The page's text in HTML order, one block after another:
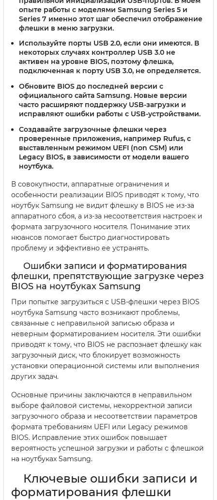
опыте работы с моделями Samsung Series 5 и
Series 7 именно этот шаг обеспечил отображение
флешки в меню загрузки.
Используйте порты USB 2.0, если они имеются. В
некоторых случаях контроллер USB 3.0 не
активен на уровне BIOS, поэтому флешка,
подключенная к порту USB 3.0, не определяется.
Обновите BIOS до последней версии с
официального сайта Samsung. Новые версии
часто расширяют поддержку USB-загрузки и
исправляют ошибки работы с USB-устройствами.
Создавайте загрузочные флешки через
проверенные приложения, например Rufus, с
выставленным режимом UEFI (non CSM) или
Legacy BIOS, в зависимости от модели вашего
ноутбука.
В совокупности, аппаратные ограничения и
особенности реализации BIOS приводят к тому, что
ноутбук Samsung не видит флешку в BIOS не из-за
аппаратного сбоя, а из-за несоответствия настроек и
формата загрузочного носителя. Понимание этих
нюансов помогает быстро диагностировать
проблему и эффективно ее устранять.
Ошибки записи и форматирования
флешки, препятствующие загрузке через
BIOS на ноутбуках Samsung
При попытке загрузиться с USB-флешки через BIOS
ноутбука Samsung часто возникают проблемы,
связанные с неправильной записью образа и
неверным форматированием носителя. Эти ошибки
приводят к тому, что BIOS не распознает флешку как
загрузочный диск, что блокирует возможность
установки операционной системы или выполнения
других задач.
Основные причины заключаются в неправильном
выборе файловой системы, некорректной записи
загрузочного образа и несоответствии параметров
формата требованиям UEFI или Legacy режимов
BIOS. Исправление этих ошибок повышает
вероятность успешной загрузки и работы с флешкой
на ноутбуках Samsung.
Ключевые ошибки записи и
форматирования флешки